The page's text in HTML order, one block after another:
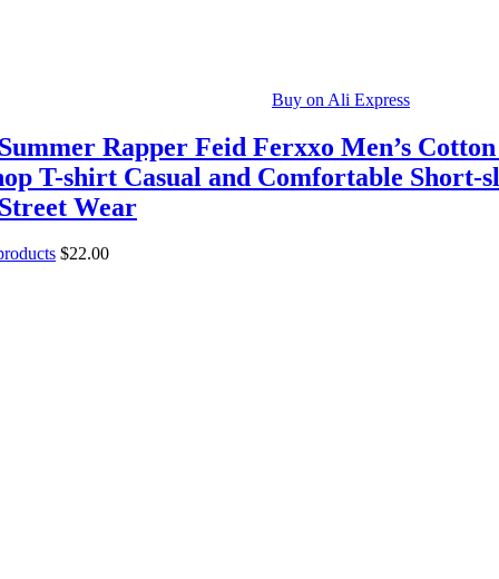
Buy on Ali Express
Rapper Feid Ferxxo Men’s
T-shirt Casual and Comfortable Short-
Wear
$22.00